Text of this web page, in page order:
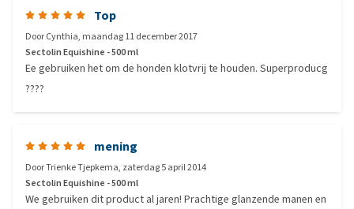
Top
DoorCynthia, maandag 11 december 2017
Sectolin Equishine - 500 ml
Ee gebruiken het om de honden klotvrij te houden. Superproducg
????
mening
DoorTrienke Tjepkema, zaterdag 5 april 2014
Sectolin Equishine - 500 ml
We gebruiken dit product al jaren! Prachtige glanzende manen en